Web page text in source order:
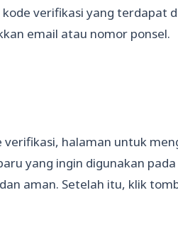
verifikasi yang terdapat
email atau nomor ponsel.
halaman untuk
yang ingin digunakan
aman. Setelah itu, klik